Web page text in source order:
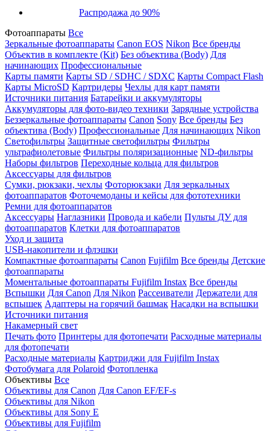
Распродажа до 90%
Фотоаппараты Все
Зеркальные фотоаппараты Canon EOS Nikon Все бренды
Объектив в комплекте (Kit) Без объектива (Body) Для
начинающих Профессиональные
Карты памяти Карты SD / SDHC / SDXC Карты Compact Flash
Карты MicroSD Картридеры Чехлы для карт памяти
Источники питания Батарейки и аккумуляторы
Аккумуляторы для фото-видео техники Зарядные устройства
Беззеркальные фотоаппараты Canon Sony Все бренды Без
объектива (Body) Профессиональные Для начинающих Nikon
Светофильтры Защитные светофильтры Фильтры
ультрафиолетовые Фильтры поляризационные ND-фильтры
Наборы фильтров Переходные кольца для фильтров
Аксессуары для фильтров
Сумки, рюкзаки, чехлы Фоторюкзаки Для зеркальных
фотоаппаратов Фоточемоданы и кейсы для фототехники
Ремни для фотоаппаратов
Аксессуары Наглазники Провода и кабели Пульты ДУ для
фотоаппаратов Клетки для фотоаппаратов
Уход и защита
USB-накопители и флэшки
Компактные фотоаппараты Canon Fujifilm Все бренды Детские
фотоаппараты
Моментальные фотоаппараты Fujifilm Instax Все бренды
Вспышки Для Canon Для Nikon Рассеиватели Держатели для
вспышек Адаптеры на горячий башмак Насадки на вспышки
Источники питания
Накамерный свет
Печать фото Принтеры для фотопечати Расходные материалы
для фотопечати
Расходные материалы Картриджи для Fujifilm Instax
Фотобумага для Polaroid Фотопленка
Объективы Все
Объективы для Canon Для Canon EF/EF-s
Объективы для Nikon
Объективы для Sony E
Объективы для Fujifilm